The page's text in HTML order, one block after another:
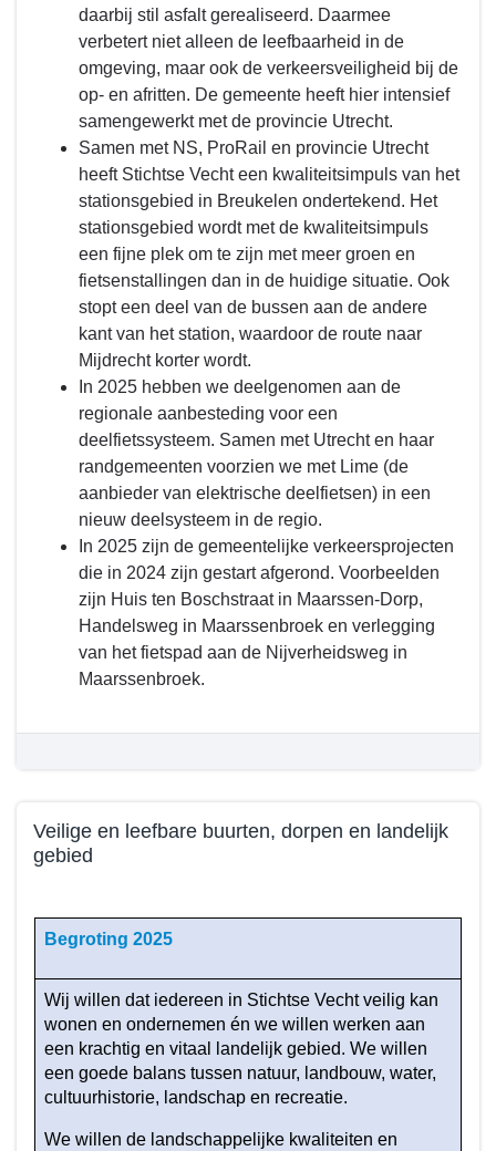
daarbij stil asfalt gerealiseerd. Daarmee
verbetert niet alleen de leefbaarheid in de
omgeving, maar ook de verkeersveiligheid bij de
op- en afritten. De gemeente heeft hier intensief
samengewerkt met de provincie Utrecht.
Samen met NS, ProRail en provincie Utrecht
heeft Stichtse Vecht een kwaliteitsimpuls van het
stationsgebied in Breukelen ondertekend. Het
stationsgebied wordt met de kwaliteitsimpuls
een fijne plek om te zijn met meer groen en
fietsenstallingen dan in de huidige situatie. Ook
stopt een deel van de bussen aan de andere
kant van het station, waardoor de route naar
Mijdrecht korter wordt.
In 2025 hebben we deelgenomen aan de
regionale aanbesteding voor een
deelfietssysteem. Samen met Utrecht en haar
randgemeenten voorzien we met Lime (de
aanbieder van elektrische deelfietsen) in een
nieuw deelsysteem in de regio.
In 2025 zijn de gemeentelijke verkeersprojecten
die in 2024 zijn gestart afgerond. Voorbeelden
zijn Huis ten Boschstraat in Maarssen-Dorp,
Handelsweg in Maarssenbroek en verlegging
van het fietspad aan de Nijverheidsweg in
Maarssenbroek.
Veilige en leefbare buurten, dorpen en landelijk
gebied
naar
navigatie
Beleid
programma
hebben
Begroting 2025
Wij willen dat iedereen in Stichtse Vecht veilig kan
wonen en ondernemen én we willen werken aan
een krachtig en vitaal landelijk gebied. We willen
een goede balans tussen natuur, landbouw, water,
cultuurhistorie, landschap en recreatie.
We willen de landschappelijke kwaliteiten en